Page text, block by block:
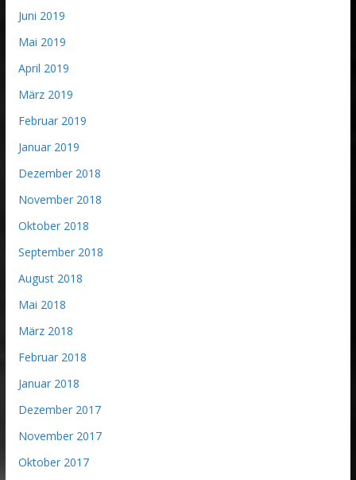
Juni 2019
Mai 2019
April 2019
März 2019
Februar 2019
Januar 2019
Dezember 2018
November 2018
Oktober 2018
September 2018
August 2018
Mai 2018
März 2018
Februar 2018
Januar 2018
Dezember 2017
November 2017
Oktober 2017